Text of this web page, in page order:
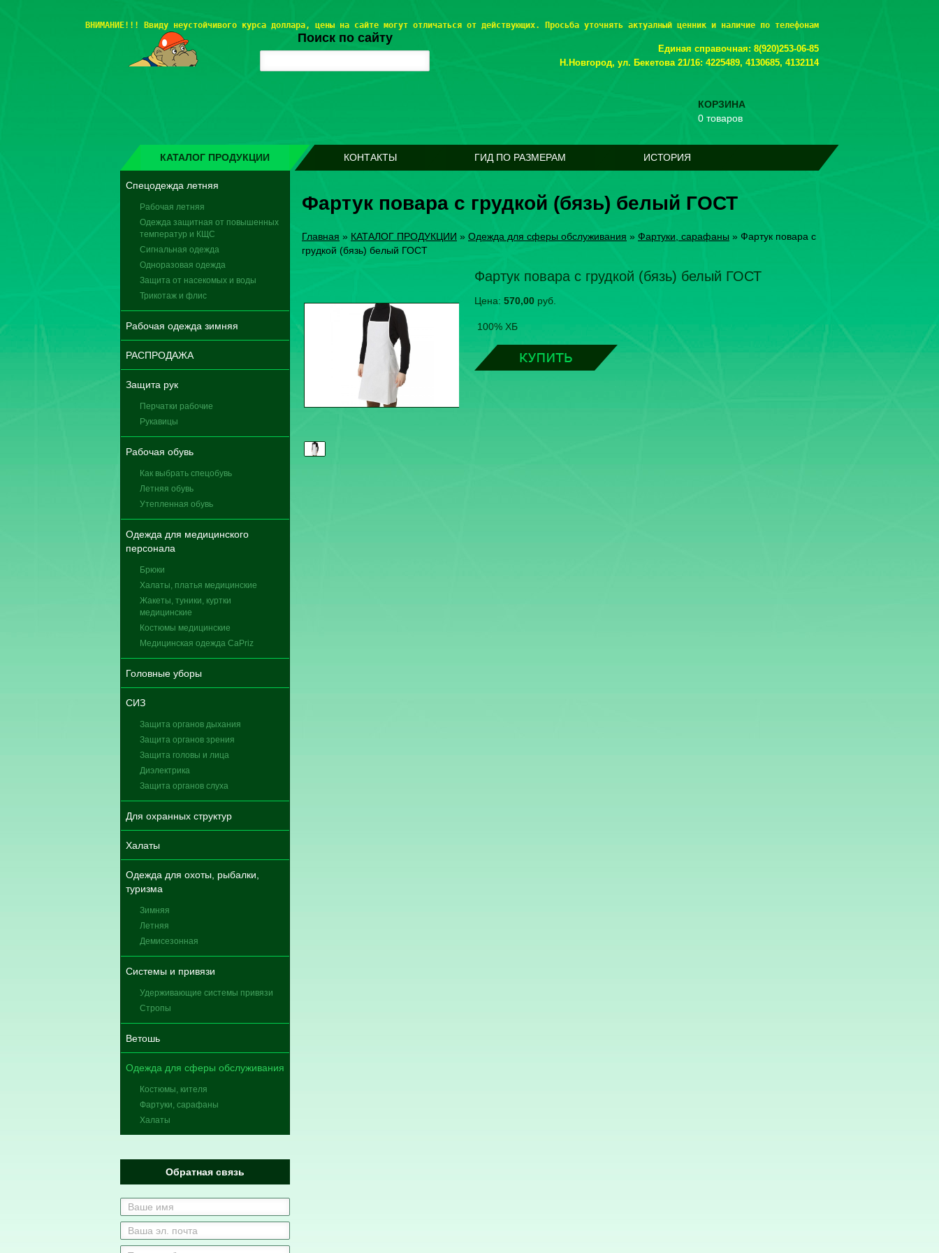
Поиск по сайту
КОРЗИНА
0 товаров
ВНИМАНИЕ!!! Ввиду неустойчивого курса доллара, цены на сайте могут отличаться от действующих. Просьба уточнять актуалный ценник и наличие по телефонам
Единая справочная: 8(920)253-06-85
Н.Новгород, ул. Бекетова 21/16: 4225489, 4130685, 4132114
КАТАЛОГ ПРОДУКЦИИ КОНТАКТЫ ГИД ПО РАЗМЕРАМ ИСТОРИЯ
Спецодежда летняя
Рабочая летняя
Одежда защитная от повышенных
температур и КЩС
Сигнальная одежда
Одноразовая одежда
Защита от насекомых и воды
Трикотаж и флис
Рабочая одежда зимняя
РАСПРОДАЖА
Защита рук
Перчатки рабочие
Рукавицы
Рабочая обувь
Как выбрать спецобувь
Летняя обувь
Утепленная обувь
Одежда для медицинского
персонала
Брюки
Халаты, платья медицинские
Жакеты, туники, куртки
медицинские
Костюмы медицинские
Медицинская одежда CaPriz
Головные уборы
СИЗ
Защита органов дыхания
Защита органов зрения
Защита головы и лица
Диэлектрика
Защита органов слуха
Для охранных структур
Халаты
Одежда для охоты, рыбалки,
туризма
Зимняя
Летняя
Демисезонная
Системы и привязи
Удерживающие системы привязи
Стропы
Ветошь
Одежда для сферы обслуживания
Костюмы, кителя
Фартуки, сарафаны
Халаты
Обратная связь
Фартук повара с грудкой (бязь) белый ГОСТ
Главная » КАТАЛОГ ПРОДУКЦИИ » Одежда для сферы обслуживания » Фартуки, сарафаны » Фартук повара с
грудкой (бязь) белый ГОСТ
Фартук повара с грудкой (бязь) белый ГОСТ
Цена: 570,00 руб.
100% ХБ